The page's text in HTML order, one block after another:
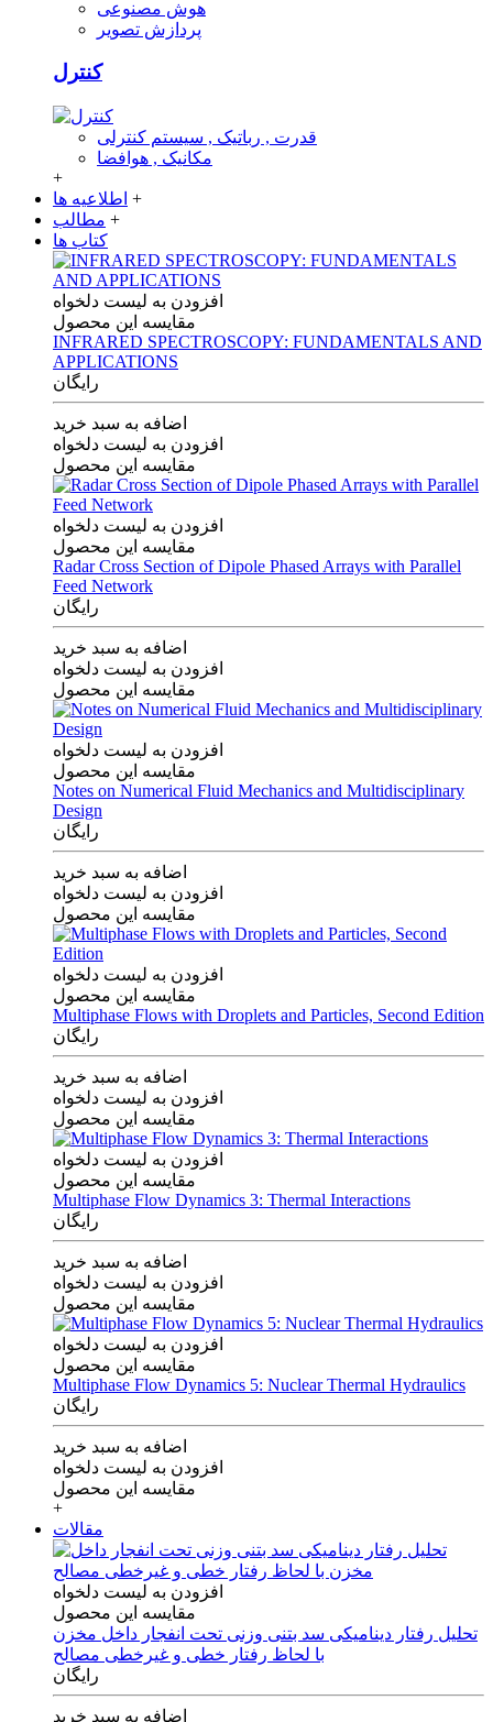
هوش مصنوعی
پردازش تصویر
کنترل
قدرت , رباتیک , سیستم کنترلی
مکانیک , هوافضا
+
اطلاعیه ها +
مطالب +
کتاب ها
افزودن به لیست دلخواه
مقایسه این محصول
INFRARED SPECTROSCOPY: FUNDAMENTALS AND
APPLICATIONS
رایگان
اضافه به سبد خرید
افزودن به لیست دلخواه
مقایسه این محصول
افزودن به لیست دلخواه
مقایسه این محصول
Radar Cross Section of Dipole Phased Arrays with Parallel
Feed Network
رایگان
اضافه به سبد خرید
افزودن به لیست دلخواه
مقایسه این محصول
افزودن به لیست دلخواه
مقایسه این محصول
Notes on Numerical Fluid Mechanics and Multidisciplinary
Design
رایگان
اضافه به سبد خرید
افزودن به لیست دلخواه
مقایسه این محصول
افزودن به لیست دلخواه
مقایسه این محصول
Multiphase Flows with Droplets and Particles, Second Edition
رایگان
اضافه به سبد خرید
افزودن به لیست دلخواه
مقایسه این محصول
افزودن به لیست دلخواه
مقایسه این محصول
Multiphase Flow Dynamics 3: Thermal Interactions
رایگان
اضافه به سبد خرید
افزودن به لیست دلخواه
مقایسه این محصول
افزودن به لیست دلخواه
مقایسه این محصول
Multiphase Flow Dynamics 5: Nuclear Thermal Hydraulics
رایگان
اضافه به سبد خرید
افزودن به لیست دلخواه
مقایسه این محصول
+
مقالات
افزودن به لیست دلخواه
مقایسه این محصول
تحلیل رفتار دینامیکی سد بتنی وزنی تحت انفجار داخل مخزن
با لحاظ رفتار خطی و غیرخطی مصالح
رایگان
اضافه به سبد خرید